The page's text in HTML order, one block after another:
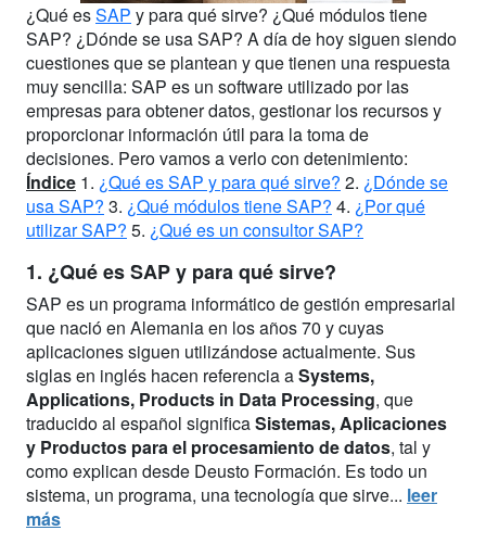
¿Qué esSAP y para qué sirve? ¿Qué módulos tiene
SAP? ¿Dónde se usa SAP? A día de hoy siguen siendo
cuestiones que se plantean y que tienen una respuesta
muy sencilla: SAP es un software utilizado por las
empresas para obtener datos, gestionar los recursos y
proporcionar información útil para la toma de
decisiones. Pero vamos a verlo con detenimiento:
Índice 1. ¿Qué es SAP y para qué sirve? 2. ¿Dónde se
usa SAP? 3. ¿Qué módulos tiene SAP? 4. ¿Por qué
utilizar SAP? 5. ¿Qué es un consultor SAP?
1. ¿Qué es SAP y para qué sirve?
SAP es un programa informático de gestión empresarial
que nació en Alemania en los años 70 y cuyas
aplicaciones siguen utilizándose actualmente. Sus
siglas en inglés hacen referencia aSystems,
Applications, Products in Data Processing, que
traducido al español significaSistemas, Aplicaciones
y Productos para el procesamiento de datos, tal y
como explican desde Deusto Formación. Es todo un
sistema, un programa, una tecnología que sirve... leer
más